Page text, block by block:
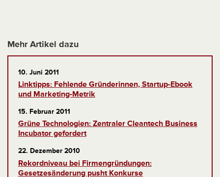
Mehr Artikel dazu
10. Juni 2011
Linktipps: Fehlende Gründerinnen, Startup-Ebook
und Marketing-Metrik
15. Februar 2011
Grüne Technologien: Zentraler Cleantech Business
Incubator gefordert
22. Dezember 2010
Rekordniveau bei Firmengründungen:
Gesetzesänderung pusht Konkurse